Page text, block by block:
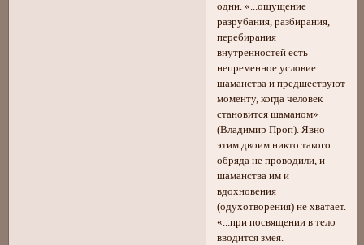
одни. «...ощущение
разрубания, разбирания,
перебирания
внутренностей есть
непременное условие
шаманства и предшествуют
моменту, когда человек
становится шаманом»
(Владимир Проп). Явно
этим двоим никто такого
обряда не проводили, и
шаманства им и
вдохновения
(одухотворения) не хватает.
«...при посвящении в тело
вводится змея.